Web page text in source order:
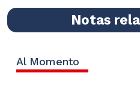
Notas
Al Momento